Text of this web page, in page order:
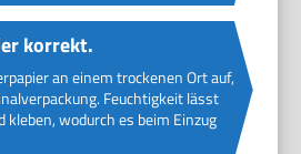
korrekt.
an einem trockenen Ort auf,
Feuchtigkeit lässt
kleben, wodurch es beim Einzug